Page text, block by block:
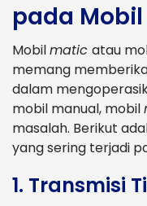
pada
Mobilmatic atau
memang
dalam
mobil manual, mobil
masalah. Berikut
yang sering terjadi
1. Transmisi